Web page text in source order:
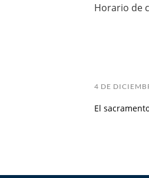
Horario de
4 DE
El